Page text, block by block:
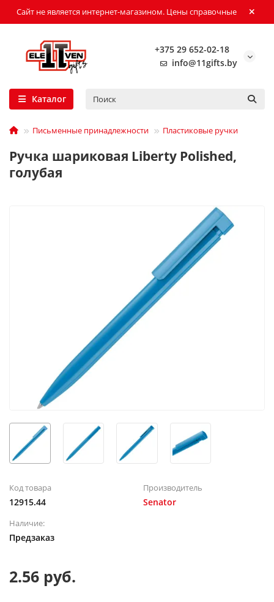
Сайт не является интернет-магазином. Цены справочные
+375 29 652-02-18
info@11gifts.by
Каталог
Письменные принадлежности Пластиковые ручки
Ручка шариковая Liberty Polished,
голубая
Код товара
12915.44
Производитель
Senator
Наличие:
Предзаказ
2.56 руб.